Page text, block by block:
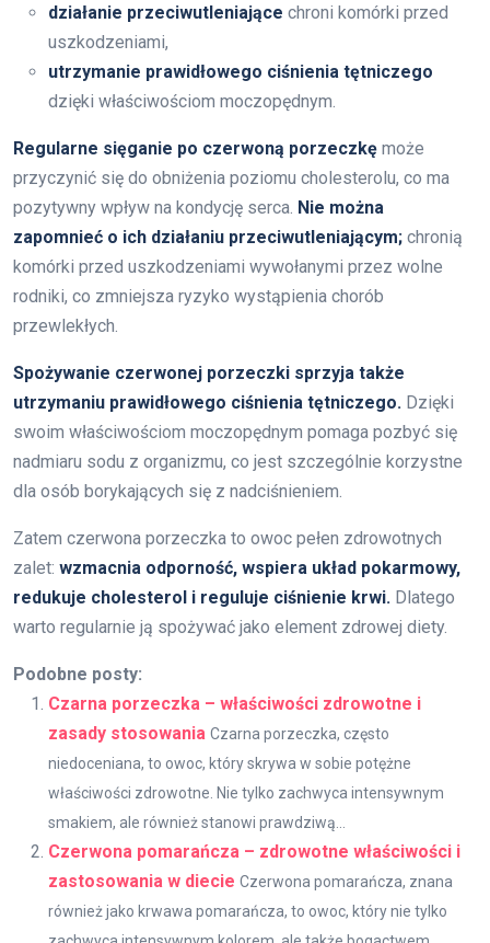
działanie przeciwutleniające chroni komórki przed
uszkodzeniami,
utrzymanie prawidłowego ciśnienia tętniczego
dzięki właściwościom moczopędnym.
Regularne sięganie po czerwoną porzeczkę może
przyczynić się do obniżenia poziomu cholesterolu, co ma
pozytywny wpływ na kondycję serca. Nie można
zapomnieć o ich działaniu przeciwutleniającym; chronią
komórki przed uszkodzeniami wywołanymi przez wolne
rodniki, co zmniejsza ryzyko wystąpienia chorób
przewlekłych.
Spożywanie czerwonej porzeczki sprzyja także
utrzymaniu prawidłowego ciśnienia tętniczego. Dzięki
swoim właściwościom moczopędnym pomaga pozbyć się
nadmiaru sodu z organizmu, co jest szczególnie korzystne
dla osób borykających się z nadciśnieniem.
Zatem czerwona porzeczka to owoc pełen zdrowotnych
zalet: wzmacnia odporność, wspiera układ pokarmowy,
redukuje cholesterol i reguluje ciśnienie krwi. Dlatego
warto regularnie ją spożywać jako element zdrowej diety.
Podobne posty:
Czarna porzeczka – właściwości zdrowotne i
zasady stosowania Czarna porzeczka, często
niedoceniana, to owoc, który skrywa w sobie potężne
właściwości zdrowotne. Nie tylko zachwyca intensywnym
smakiem, ale również stanowi prawdziwą...
Czerwona pomarańcza – zdrowotne właściwości i
zastosowania w diecie Czerwona pomarańcza, znana
również jako krwawa pomarańcza, to owoc, który nie tylko